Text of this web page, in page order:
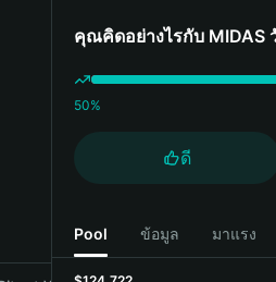
คุณคิดอย่างไรกับ MIDAS
50%
ดี
Pool ข้อมูล มาแรง